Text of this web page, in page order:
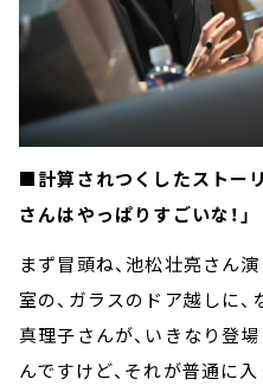
■計算されつくしたストー
さんはやっぱりすごいな！」
まず冒頭ね、池松壮亮さん
室の、ガラスのドア越しに
真理子さんが、いきなり登
んですけど、それが普通に